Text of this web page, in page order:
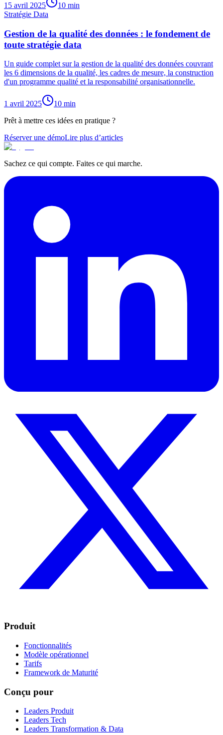
15 avril 2025 10 min
Stratégie Data
Gestion de la qualité des données : le fondement de
toute stratégie data
Un guide complet sur la gestion de la qualité des données couvrant
les 6 dimensions de la qualité, les cadres de mesure, la construction
d'un programme qualité et la responsabilité organisationnelle.
1 avril 2025 10 min
Prêt à mettre ces idées en pratique ?
Réserver une démoLire plus d’articles
Sachez ce qui compte. Faites ce qui marche.
Produit
Fonctionnalités
Modèle opérationnel
Tarifs
Framework de Maturité
Conçu pour
Leaders Produit
Leaders Tech
Leaders Transformation & Data